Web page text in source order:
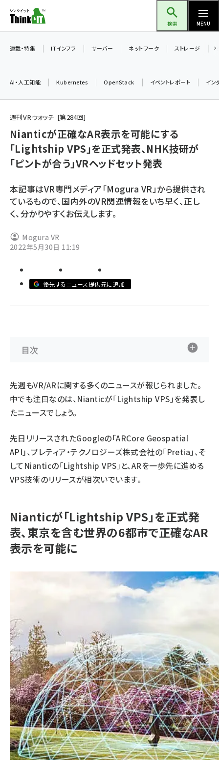
ン
ツ
検索 MENU
加藤銘のチーム貢献～仲間と築いた勝利の絆～ (2315)
iot女子会 (2281)
北海道をのんびり旅する晴山佳須夫のヒント集！ (2037)
drupal (1956)
genai (1484)
abc123 (1360)
ai crunch (1355)
連載・特集 ITインフラ サーバー ネットワーク ストレージ
AI・人工知能 Kubernetes OpenStack イベントレポート イン
週刊VRウォッチ 第284回
Nianticが正確なAR表示を可能にする
「Lightship VPS」を正式発表、NHK技研が
「ピントが合う」VRヘッドセット発表
本記事はVR専門メディア「Mogura VR」から提供され
ているもので、国内外のVR関連情報をいち早く、正し
く、分かりやすくお伝えします。
Mogura VR
2022年5月30日 11:19
優先するニュース提供元に追加
目次
先週もVR/ARに関する多くのニュースが報じられました。
中でも注目なのは、Nianticが「Lightship VPS」を発表し
たニュースでしょう。
先日リリースされたGoogleの「ARCore Geospatial
API」、プレティア・テクノロジーズ株式会社の「Pretia」、そ
してNianticの「Lightship VPS」と、ARを一歩先に進める
VPS技術のリリースが相次いでいます。
Nianticが「Lightship VPS」を正式発
表、東京を含む世界の6都市で正確なAR
表示を可能に